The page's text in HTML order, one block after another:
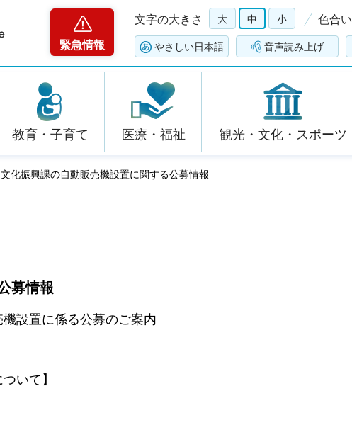
緊急情報
文字の大きさ 大 中 小 色合い
やさしい日本語 音声読み上げ
教育・子育て 医療・福祉 観光・文化・スポーツ
化振興課の自動販売機設置に関する公募情報
募情報
設置に係る公募のご案内
いて】